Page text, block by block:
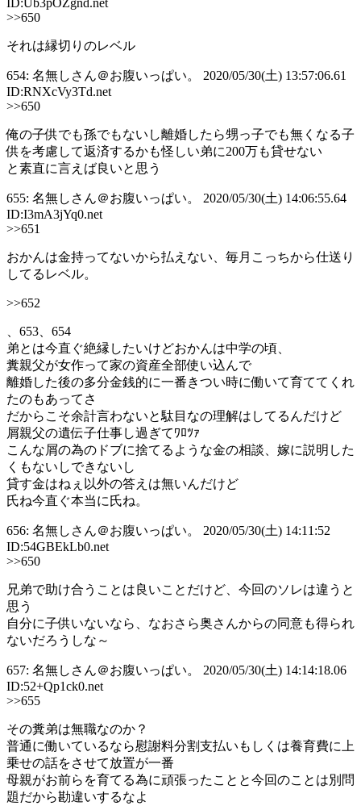
ID:Ub3pOZgnd.net
>>650
それは縁切りのレベル
654: 名無しさん＠お腹いっぱい。 2020/05/30(土) 13:57:06.61
ID:RNXcVy3Td.net
>>650
俺の子供でも孫でもないし離婚したら甥っ子でも無くなる子
供を考慮して返済するかも怪しい弟に200万も貸せない
と素直に言えば良いと思う
655: 名無しさん＠お腹いっぱい。 2020/05/30(土) 14:06:55.64
ID:I3mA3jYq0.net
>>651
おかんは金持ってないから払えない、毎月こっちから仕送り
してるレベル。
>>652
、653、654
弟とは今直ぐ絶縁したいけどおかんは中学の頃、
糞親父が女作って家の資産全部使い込んで
離婚した後の多分金銭的に一番きつい時に働いて育ててくれ
たのもあってさ
だからこそ余計言わないと駄目なの理解はしてるんだけど
屑親父の遺伝子仕事し過ぎてﾜﾛﾂｧ
こんな屑の為のドブに捨てるような金の相談、嫁に説明した
くもないしできないし
貸す金はねぇ以外の答えは無いんだけど
氏ね今直ぐ本当に氏ね。
656: 名無しさん＠お腹いっぱい。 2020/05/30(土) 14:11:52
ID:54GBEkLb0.net
>>650
兄弟で助け合うことは良いことだけど、今回のソレは違うと
思う
自分に子供いないなら、なおさら奥さんからの同意も得られ
ないだろうしな～
657: 名無しさん＠お腹いっぱい。 2020/05/30(土) 14:14:18.06
ID:52+Qp1ck0.net
>>655
その糞弟は無職なのか？
普通に働いているなら慰謝料分割支払いもしくは養育費に上
乗せの話をさせて放置が一番
母親がお前らを育てる為に頑張ったことと今回のことは別問
題だから勘違いするなよ